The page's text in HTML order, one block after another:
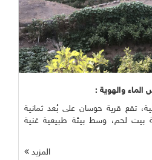
الماء والهوية :
تقع قرية حوسان على بُعد ثمانية
بيت لحم، وسط بيئة طبيعية غنية
المزيد